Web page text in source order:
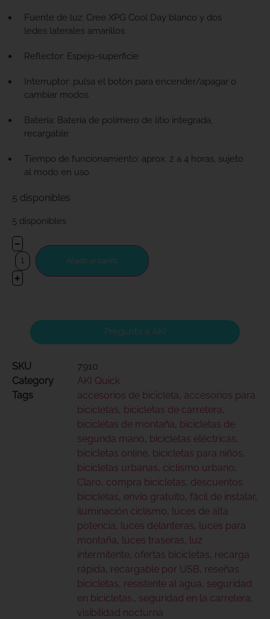
Fuente de luz: Cree XPG Cool Day blanco y dos
ledes laterales amarillos
Reflector: Espejo-superficie
Interruptor: pulsa el botón para encender/apagar o
cambiar modos
Batería: Batería de polímero de litio integrada,
recargable
Tiempo de funcionamiento: aprox. 2 a 4 horas, sujeto
al modo en uso
5 disponibles
5 disponibles
−
+
Añadir al carrito
Pregunta a AKI
SKU
7910
Category
AKI Quick
Tags
accesorios de bicicleta, accesorios para
bicicletas, bicicletas de carretera,
bicicletas de montaña, bicicletas de
segunda mano, bicicletas eléctricas,
bicicletas online, bicicletas para niños,
bicicletas urbanas, ciclismo urbano,
Claro, compra bicicletas, descuentos
bicicletas, envío gratuito, fácil de instalar,
iluminación ciclismo, luces de alta
potencia, luces delanteras, luces para
montaña, luces traseras, luz
intermitente, ofertas bicicletas, recarga
rápida, recargable por USB, reseñas
bicicletas, resistente al agua, seguridad
en bicicletas. , seguridad en la carretera,
visibilidad nocturna